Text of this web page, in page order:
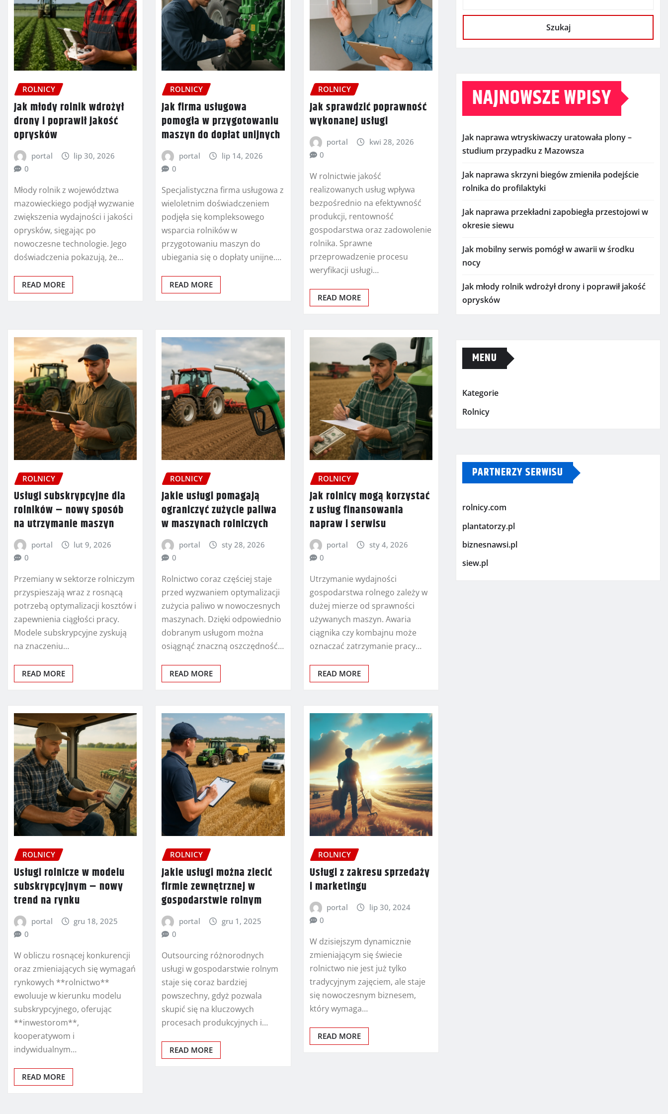
ROLNICY
Jak młody rolnik wdrożył
drony i poprawił jakość
oprysków
portal
lip 30, 2026
0
Młody rolnik z województwa
mazowieckiego podjął wyzwanie
zwiększenia wydajności i jakości
oprysków, sięgając po
nowoczesne technologie. Jego
doświadczenia pokazują, że…
READ MORE
ROLNICY
Jak firma usługowa
pomogła w przygotowaniu
maszyn do dopłat unijnych
portal
lip 14, 2026
0
Specjalistyczna firma usługowa z
wieloletnim doświadczeniem
podjęła się kompleksowego
wsparcia rolników w
przygotowaniu maszyn do
ubiegania się o dopłaty unijne.…
READ MORE
ROLNICY
Jak sprawdzić poprawność
wykonanej usługi
portal
kwi 28, 2026
0
W rolnictwie jakość
realizowanych usług wpływa
bezpośrednio na efektywność
produkcji, rentowność
gospodarstwa oraz zadowolenie
rolnika. Sprawne
przeprowadzenie procesu
weryfikacji usługi…
READ MORE
ROLNICY
Usługi subskrypcyjne dla
rolników – nowy sposób
na utrzymanie maszyn
portal
lut 9, 2026
0
Przemiany w sektorze rolniczym
przyspieszają wraz z rosnącą
potrzebą optymalizacji kosztów i
zapewnienia ciągłości pracy.
Modele subskrypcyjne zyskują
na znaczeniu…
READ MORE
ROLNICY
Jakie usługi pomagają
ograniczyć zużycie paliwa
w maszynach rolniczych
portal
sty 28, 2026
0
Rolnictwo coraz częściej staje
przed wyzwaniem optymalizacji
zużycia paliwo w nowoczesnych
maszynach. Dzięki odpowiednio
dobranym usługom można
osiągnąć znaczną oszczędność…
READ MORE
ROLNICY
Jak rolnicy mogą korzystać
z usług finansowania
napraw i serwisu
portal
sty 4, 2026
0
Utrzymanie wydajności
gospodarstwa rolnego zależy w
dużej mierze od sprawności
używanych maszyn. Awaria
ciągnika czy kombajnu może
oznaczać zatrzymanie pracy…
READ MORE
ROLNICY
Usługi rolnicze w modelu
subskrypcyjnym – nowy
trend na rynku
portal
gru 18, 2025
0
W obliczu rosnącej konkurencji
oraz zmieniających się wymagań
rynkowych **rolnictwo**
ewoluuje w kierunku modelu
subskrypcyjnego, oferując
**inwestorom**,
kooperatywom i
indywidualnym…
READ MORE
ROLNICY
Jakie usługi można zlecić
firmie zewnętrznej w
gospodarstwie rolnym
portal
gru 1, 2025
0
Outsourcing różnorodnych
usługi w gospodarstwie rolnym
staje się coraz bardziej
powszechny, gdyż pozwala
skupić się na kluczowych
procesach produkcyjnych i…
READ MORE
ROLNICY
Usługi z zakresu sprzedaży
i marketingu
portal
lip 30, 2024
0
W dzisiejszym dynamicznie
zmieniającym się świecie
rolnictwo nie jest już tylko
tradycyjnym zajęciem, ale staje
się nowoczesnym biznesem,
który wymaga…
READ MORE
Szukaj
NAJNOWSZE WPISY
Jak naprawa wtryskiwaczy uratowała plony –
studium przypadku z Mazowsza
Jak naprawa skrzyni biegów zmieniła podejście
rolnika do profilaktyki
Jak naprawa przekładni zapobiegła przestojowi w
okresie siewu
Jak mobilny serwis pomógł w awarii w środku
nocy
Jak młody rolnik wdrożył drony i poprawił jakość
oprysków
MENU
Kategorie
Rolnicy
PARTNERZY SERWISU
rolnicy.com
plantatorzy.pl
biznesnawsi.pl
siew.pl